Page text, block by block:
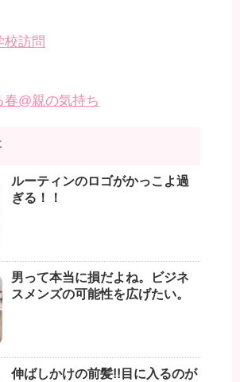
校訪問
@親の気持ち
ルーティンのロゴがかっこよ過
ぎる！！
男って本当に損だよね。ビジネ
スメンズの可能性を広げたい。
伸ばしかけの前髪!!目に入るのが